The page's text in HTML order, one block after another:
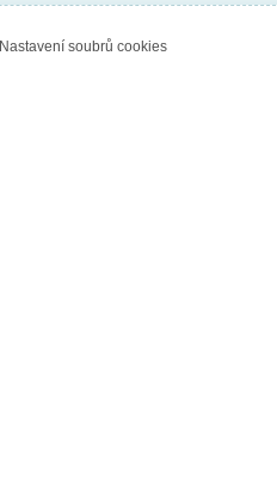
Nastavení soubrů cookies